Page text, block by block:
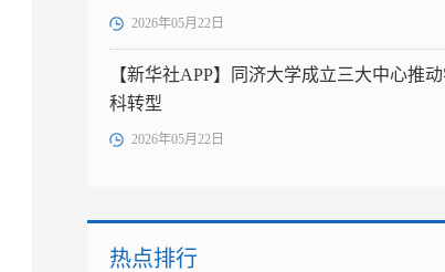
2026年05月22日
【新华社APP】同济大学成立三大中心推
科转型
2026年05月22日
热点排行